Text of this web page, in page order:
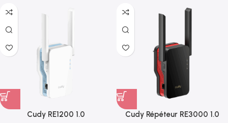
Cudy RE1200 1.0 Cudy Répéteur RE3000 1.0